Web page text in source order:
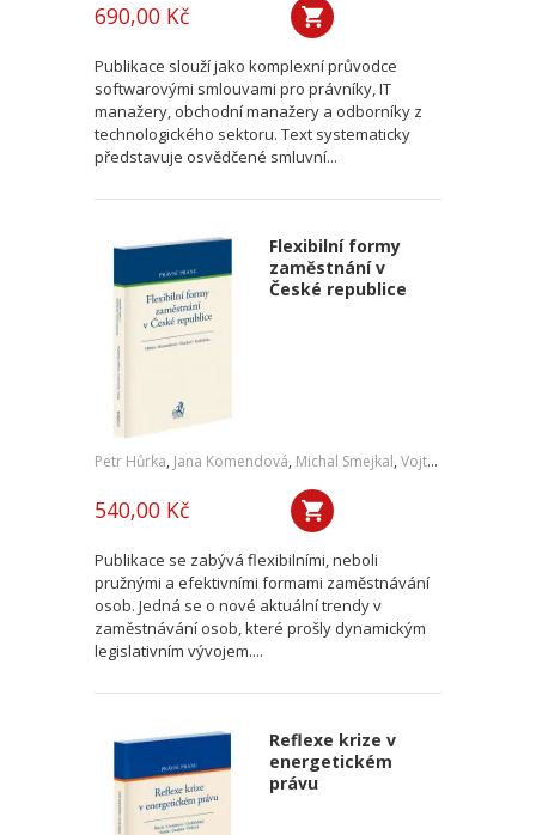
690,00 Kč
Publikace slouží jako komplexní průvodce
softwarovými smlouvami pro právníky, IT
manažery, obchodní manažery a odborníky z
technologického sektoru. Text systematicky
představuje osvědčené smluvní...
Flexibilní formy
zaměstnání v
České republice
Petr Hůrka, Jana Komendová, Michal Smejkal, Vojtěch Kadlubiec
540,00 Kč
Publikace se zabývá flexibilními, neboli
pružnými a efektivními formami zaměstnávání
osob. Jedná se o nové aktuální trendy v
zaměstnávání osob, které prošly dynamickým
legislativním vývojem....
Reflexe krize v
energetickém
právu